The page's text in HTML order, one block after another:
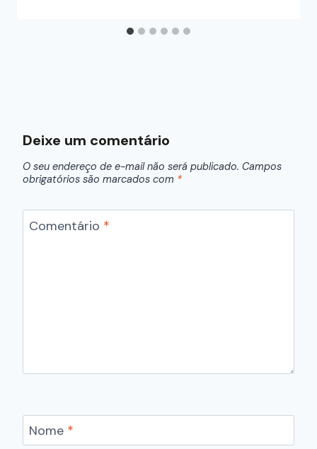
Deixe um comentário
O seu endereço de e-mail não será publicado. Campos
obrigatórios são marcados com *
Comentário *
Nome *